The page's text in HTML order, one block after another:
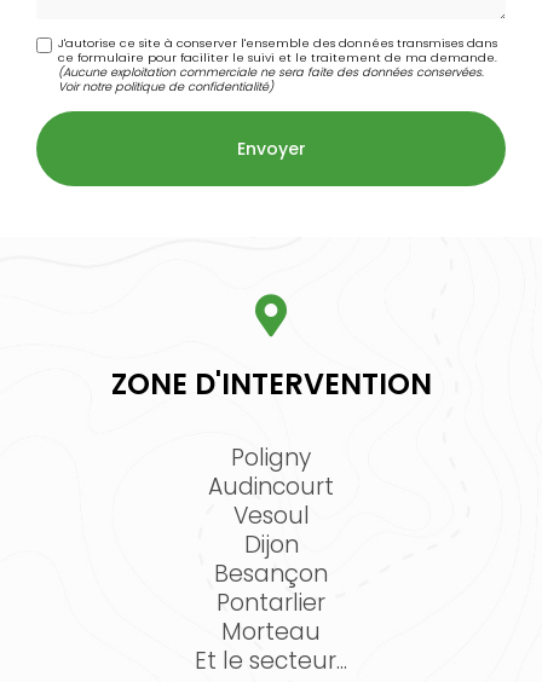
J'autorise ce site à conserver l'ensemble des données transmises dans
ce formulaire pour faciliter le suivi et le traitement de ma demande.
(Aucune exploitation commerciale ne sera faite des données conservées.
Voir notrepolitique de confidentialité)
ZONE D'INTERVENTION
Poligny
Audincourt
Vesoul
Dijon
Besançon
Pontarlier
Morteau
Et le secteur...